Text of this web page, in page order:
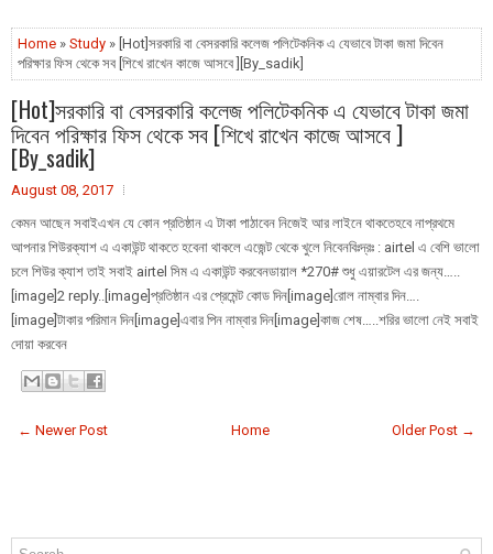
Home » Study » [Hot]সরকারি বা বেসরকারি কলেজ পলিটেকনিক এ যেভাবে টাকা জমা দিবেন
পরিক্ষার ফিস থেকে সব [শিখে রাখেন কাজে আসবে ][By_sadik]
[Hot]সরকারি বা বেসরকারি কলেজ পলিটেকনিক এ যেভাবে টাকা জমা
দিবেন পরিক্ষার ফিস থেকে সব [শিখে রাখেন কাজে আসবে ]
[By_sadik]
August 08, 2017
কেমন আছেন সবাইএখন যে কোন প্রতিষ্ঠান এ টাকা পাঠাবেন নিজেই আর লাইনে থাকতেহবে নাপ্রথমে
আপনার শিউরক্যাশ এ একাউন্ট থাকতে হবেনা থাকলে এজেন্ট থেকে খুলে নিবেনবিঃদ্রঃ : airtel এ বেশি ভালো
চলে শিউর ক্যাশ তাই সবাই airtel সিম এ একাউন্ট করবেনডায়াল *270# শুধু এয়ারটেল এর জন্য…..
[image]2 reply..[image]প্রতিষ্ঠান এর প্রেমেন্ট কোড দিন[image]রোল নাম্বার দিন….
[image]টাকার পরিমান দিন[image]এবার পিন নাম্বার দিন[image]কাজ শেষ…..শরির ভালো নেই সবাই
দোয়া করবেন
← Newer Post Older Post →
Home